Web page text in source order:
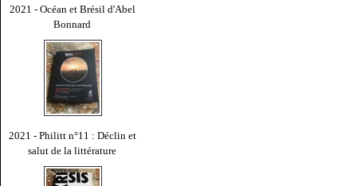
2021 - Océan et Brésil d'Abel
Bonnard
2021 - Philitt n°11 : Déclin et
salut de la littérature